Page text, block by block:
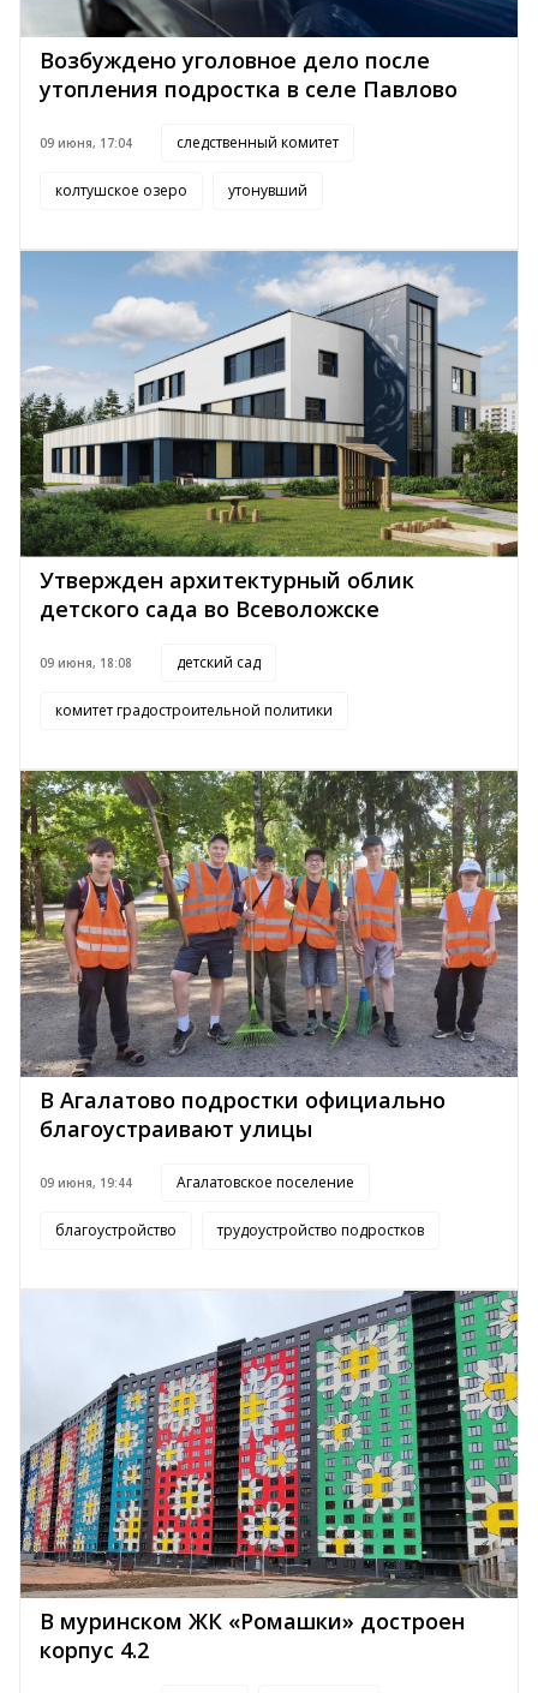
Возбуждено уголовное дело после
утопления подростка в селе Павлово
09 июня, 17:04 следственный комитет
колтушское озеро утонувший
Утвержден архитектурный облик
детского сада во Всеволожске
09 июня, 18:08 детский сад
комитет градостроительной политики
В Агалатово подростки официально
благоустраивают улицы
09 июня, 19:44 Агалатовское поселение
благоустройство трудоустройство подростков
В муринском ЖК «Ромашки» достроен
корпус 4.2